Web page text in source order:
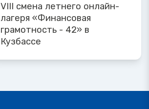
VIII смена летнего онлайн-
лагеря «Финансовая
грамотность - 42» в
Кузбассе